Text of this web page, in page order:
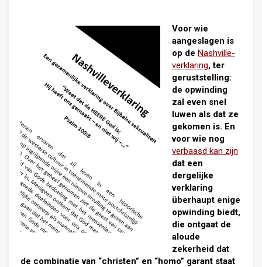
Voor wie
aangeslagen is
op de Nashville-
verklaring, ter
geruststelling:
de opwinding
zal even snel
luwen als dat ze
gekomen is. En
voor wie nog
verbaasd kan zijn
dat een
dergelijke
verklaring
überhaupt enige
opwinding biedt,
die ontgaat de
aloude
zekerheid dat
de combinatie van “christen” en “homo” garant staat